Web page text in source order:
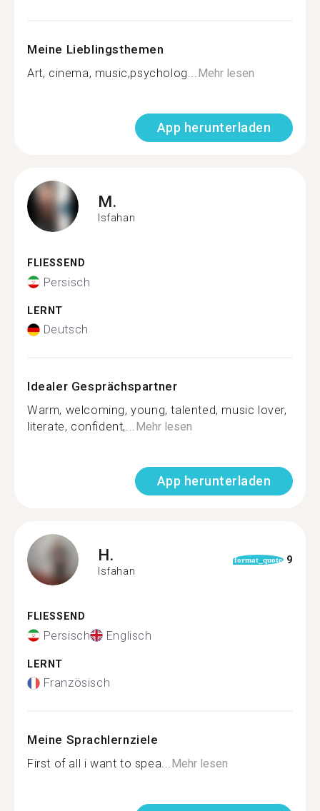
Meine Lieblingsthemen
Art, cinema, music,psycholog...Mehr lesen
App herunterladen
M.
Isfahan
FLIESSEND
Persisch
LERNT
Deutsch
Idealer Gesprächspartner
Warm, welcoming, young, talented, music lover,
literate, confident,...Mehr lesen
App herunterladen
H.
Isfahan
format_quote 9
FLIESSEND
Persisch Englisch
LERNT
Französisch
Meine Sprachlernziele
First of all i want to spea...Mehr lesen